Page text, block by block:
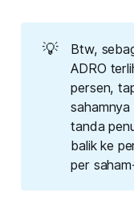
💡
Btw,
ADRO
persen,
tanda
balik ke
per